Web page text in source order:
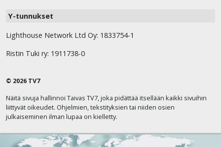
Y-tunnukset
Lighthouse Network Ltd Oy: 1833754-1
Ristin Tuki ry: 1911738-0
© 2026 TV7
Näitä sivuja hallinnoi Taivas TV7, joka pidättää itsellään kaikki sivuihin
liittyvät oikeudet. Ohjelmien, tekstityksien tai niiden osien
julkaiseminen ilman lupaa on kielletty.